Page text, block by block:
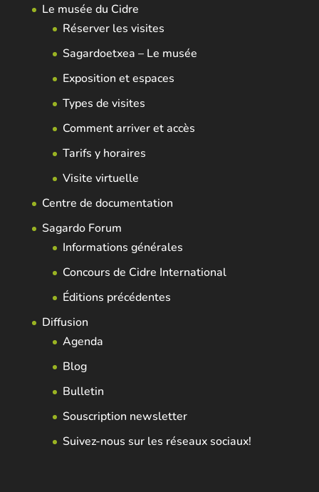
Le musée du Cidre
Réserver les visites
Sagardoetxea – Le musée
Exposition et espaces
Types de visites
Comment arriver et accès
Tarifs y horaires
Visite virtuelle
Centre de documentation
Sagardo Forum
Informations générales
Concours de Cidre International
Éditions précédentes
Diffusion
Agenda
Blog
Bulletin
Souscription newsletter
Suivez-nous sur les réseaux sociaux!